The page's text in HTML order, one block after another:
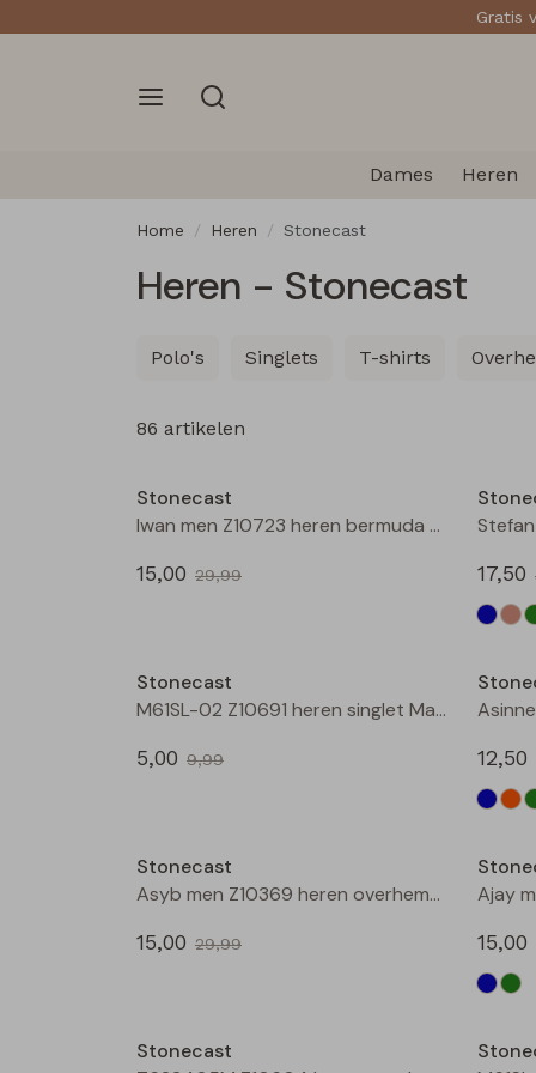
Gratis
Dames Heren
Home Heren Stonecast
Heren - Stonecast
Singlets T-shirts
Polo's
86 artikelen
Stonecast
Iwan men Z10723 heren bermuda Bleached denim
15,00 29,99
17,50
Stonecast
M61SL-02 Z10691 heren singlet Marine
5,00 9,99
12,50
Stonecast
Asyb men Z10369 heren overhemd km Groen mos
15,00 29,99
15,00
Stonecast